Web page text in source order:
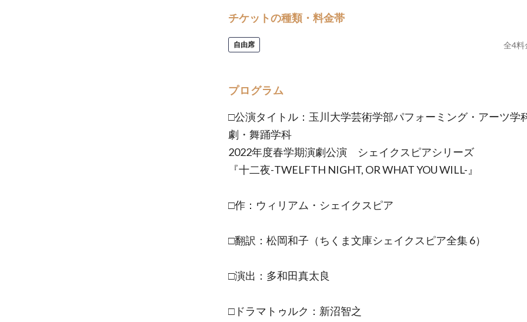
チケットの種類・料金帯
自由席 全4料
プログラム
□公演タイトル：玉川大学芸術学部パフォーミング・アーツ学
劇・舞踊学科
2022年度春学期演劇公演 シェイクスピアシリーズ
『十二夜-TWELFTH NIGHT, OR WHAT YOU WILL-』
□作：ウィリアム・シェイクスピア
□翻訳：松岡和子（ちくま文庫シェイクスピア全集 6）
□演出：多和田真太良
□ドラマトゥルク：新沼智之